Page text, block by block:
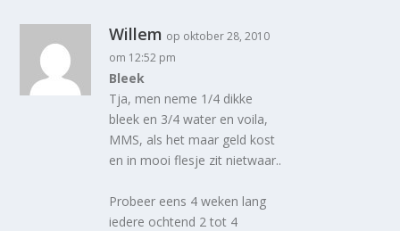
Willem op oktober 28, 2010
om 12:52 pm
Bleek
Tja, men neme 1/4 dikke
bleek en 3/4 water en voila,
MMS, als het maar geld kost
en in mooi flesje zit nietwaar..
Probeer eens 4 weken lang
iedere ochtend 2 tot 4